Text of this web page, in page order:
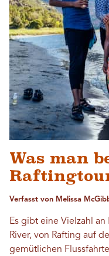
Was man
Verfasst von Melissa
Es gibt eine Vielzahl
River, von Rafting auf
gemütlichen